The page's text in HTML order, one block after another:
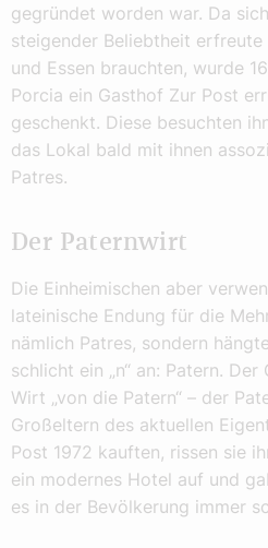
gegründet worden war. Da
steigender Beliebtheit
und Essen brauchten, wurde
Porcia ein Gasthof Zur Post
geschenkt. Diese besuchten
das Lokal bald mit ihnen
Patres.
Der Paternwirt
Die Einheimischen aber
lateinische Endung für die
nämlich Patres, sondern
schlicht ein „n“ an: Patern.
Wirt „von die Patern“ – der
Großeltern des aktuellen
Post 1972 kauften, rissen sie
ein modernes Hotel auf und
es in der Bevölkerung immer